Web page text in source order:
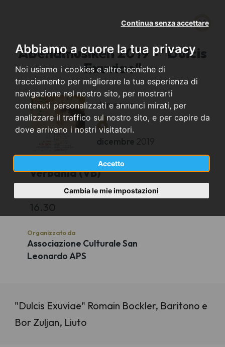
Abbiamo a cuore la tua privacy
Noi usiamo i cookies e altre tecniche di
tracciamento per migliorare la tua esperienza di
navigazione nel nostro sito, per mostrarti
contenuti personalizzati e annunci mirati, per
analizzare il traffico sul nostro sito, e per capire da
dove arrivano i nostri visitatori.
Accetto
Continua senza accettare
Cambia le mie impostazioni
Abendmusiken 2019 - "Dulcis
Exuviae"
domenica
8
dicembre 2019
Verbania (VB)
Collegiata San Leonardo, Pallanza
16.30
Organizzato da
Associazione Culturale San
Leonardo APS
"Dulcis Exuviae" Romain Bockler, Baritono e
Bor Zuljan, Liuto